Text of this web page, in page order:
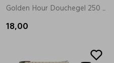
18,00